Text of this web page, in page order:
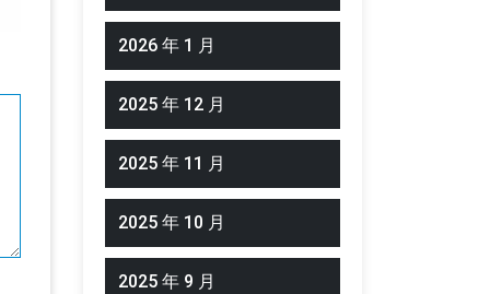
2026 年 1 月
2025 年 12 月
2025 年 11 月
2025 年 10 月
2025 年 9 月